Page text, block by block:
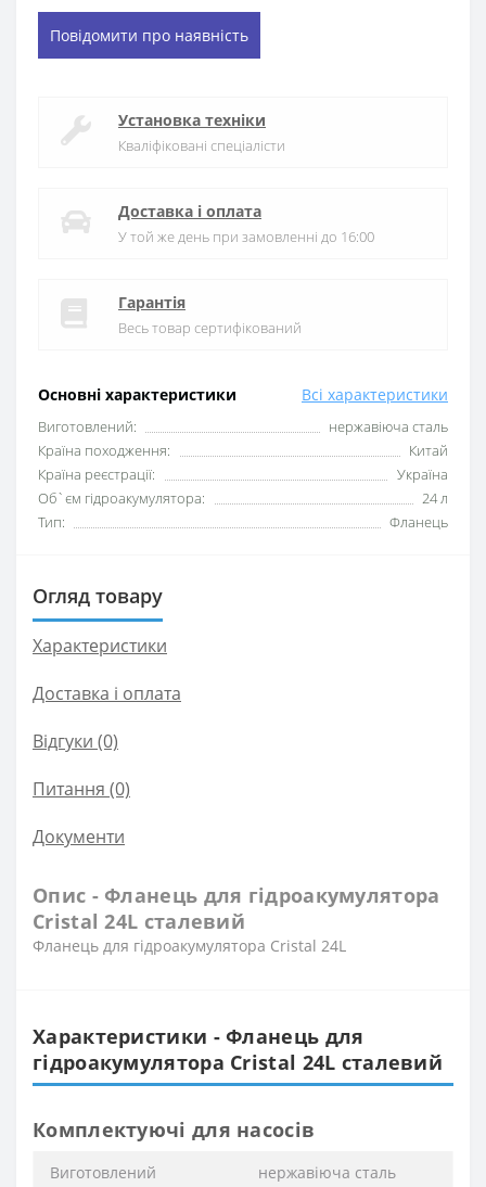
Основні характеристики Всі характеристики
Виготовлений:
нержавіюча сталь
Країна походження:
Китай
Країна реєстрації:
Україна
Об`єм гідроакумулятора:
24 л
Тип:
Фланець
Повідомити про наявність
Установка техніки
Кваліфіковані спеціалісти
Доставка і оплата
У той же день при замовленні до 16:00
Гарантія
Весь товар сертифікований
Огляд товару
Характеристики
Доставка і оплата
Відгуки (0)
Питання (0)
Документи
Опис - Фланець для гідроакумулятора
Cristal 24L сталевий
Фланець для гідроакумулятора Cristal 24L
Характеристики - Фланець для
гідроакумулятора Cristal 24L сталевий
Комплектуючі для насосів
Виготовлений нержавіюча сталь